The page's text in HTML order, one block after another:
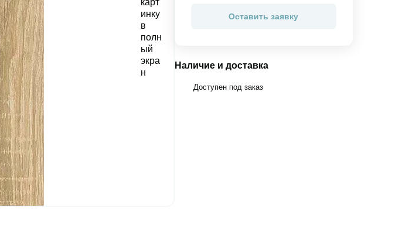
Оставить заявку
Наличие и доставка
Доступен под заказ